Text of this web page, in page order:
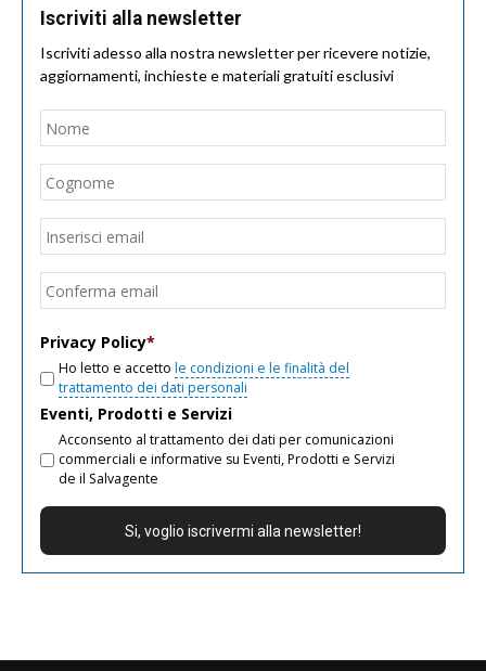
Iscriviti alla newsletter
Iscriviti adesso alla nostra newsletter per ricevere notizie,
aggiornamenti, inchieste e materiali gratuiti esclusivi
Nome
Email
Privacy Policy*
Ho letto e accetto le condizioni e le finalità del
trattamento dei dati personali
Eventi, Prodotti e Servizi
Acconsento al trattamento dei dati per comunicazioni
commerciali e informative su Eventi, Prodotti e Servizi
de il Salvagente